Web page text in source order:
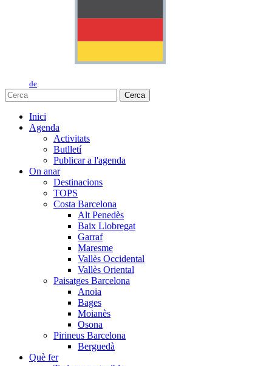
de
Cerca
Inici
Agenda
Activitats
Butlletí
Publicar a l'agenda
On anar
Destinacions
TOPS
Costa Barcelona
Alt Penedès
Baix Llobregat
Garraf
Maresme
Vallès Occidental
Vallès Oriental
Paisatges Barcelona
Anoia
Bages
Moianès
Osona
Pirineus Barcelona
Berguedà
Què fer